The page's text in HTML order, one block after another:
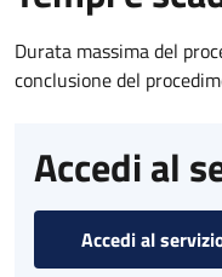
Durata massima del
conclusione del
Accedi al
Accedi al